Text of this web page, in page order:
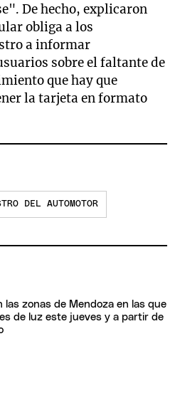
De hecho, explicaron
obliga a los
a informar
sobre el faltante de
que hay que
la tarjeta en formato
DEL AUTOMOTOR
las zonas de Mendoza en las que
de luz este jueves y a partir de